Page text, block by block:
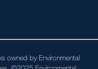
owned by Environmental